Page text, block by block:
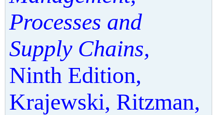
Processes and
Supply Chains,
Ninth Edition,
Krajewski, Ritzman,